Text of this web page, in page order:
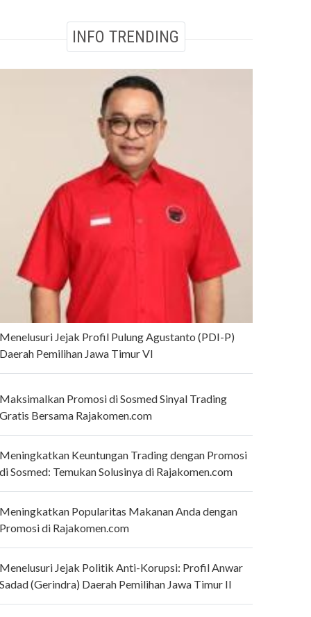
INFO TRENDING
Jejak Profil Pulung Agustanto (PDI-P)
Pemilihan Jawa Timur VI
Promosi di Sosmed Sinyal Trading
Bersama Rajakomen.com
Keuntungan Trading dengan Promosi
Sosmed: Temukan Solusinya di Rajakomen.com
Popularitas Makanan Anda dengan
di Rajakomen.com
Jejak Politik Anti-Korupsi: Profil Anwar
(Gerindra) Daerah Pemilihan Jawa Timur II